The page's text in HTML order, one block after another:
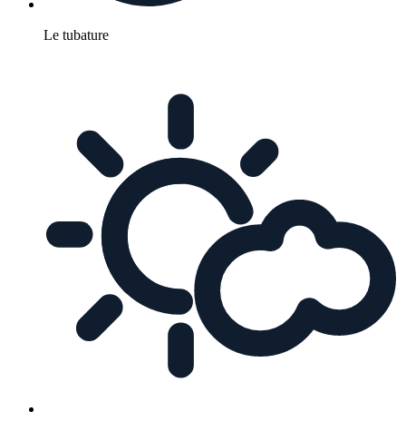
Le tubature